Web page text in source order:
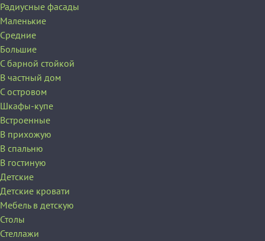
Радиусные фасады
Маленькие
Средние
Большие
С барной стойкой
В частный дом
C островом
Шкафы-купе
Встроенные
В прихожую
В спальню
В гостиную
Детские
Детские кровати
Мебель в детскую
Столы
Стеллажи